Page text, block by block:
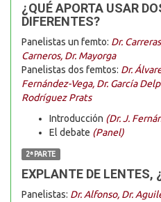
¿QUÉ APORTA USAR
DIFERENTES?
Panelistas un femto: Dr.
Carneros, Dr. Mayorga
Panelistas dos femtos: Dr.
Fernández-Vega, Dr. García
Rodríguez Prats
Introducción (Dr. J.
El debate (Panel)
2ª PARTE
EXPLANTE DE LENTES,
Panelistas: Dr. Alfonso, Dr.